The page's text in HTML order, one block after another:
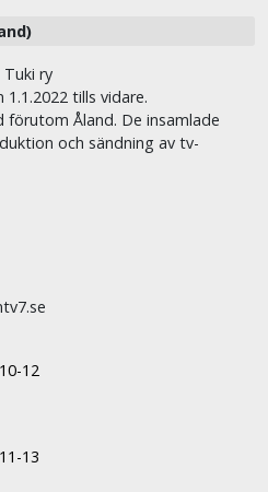
Tuki ry
1.1.2022 tills vidare.
förutom Åland. De insamlade
och sändning av tv-
12
13